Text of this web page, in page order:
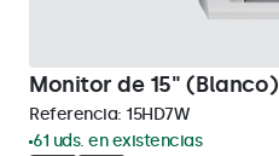
Monitor de 15" (Blanco)
Referencia: 15HD7W
61 uds. en existencias